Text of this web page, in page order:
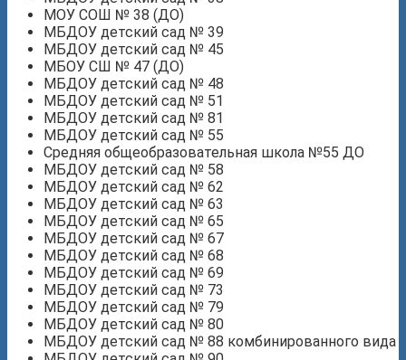
МОУ СОШ № 38 (ДО)
МБДОУ детский сад № 39
МБДОУ детский сад № 45
МБОУ СШ № 47 (ДО)
МБДОУ детский сад № 48
МБДОУ детский сад № 51
МБДОУ детский сад № 81
МБДОУ детский сад № 55
Средняя общеобразовательная школа №55 ДО
МБДОУ детский сад № 58
МБДОУ детский сад № 62
МБДОУ детский сад № 63
МБДОУ детский сад № 65
МБДОУ детский сад № 67
МБДОУ детский сад № 68
МБДОУ детский сад № 69
МБДОУ детский сад № 73
МБДОУ детский сад № 79
МБДОУ детский сад № 80
МБДОУ детский сад № 88 комбинированного вида